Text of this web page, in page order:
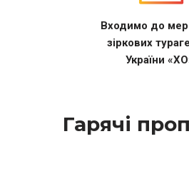
Входимо до
зіркових
України
Гарячі